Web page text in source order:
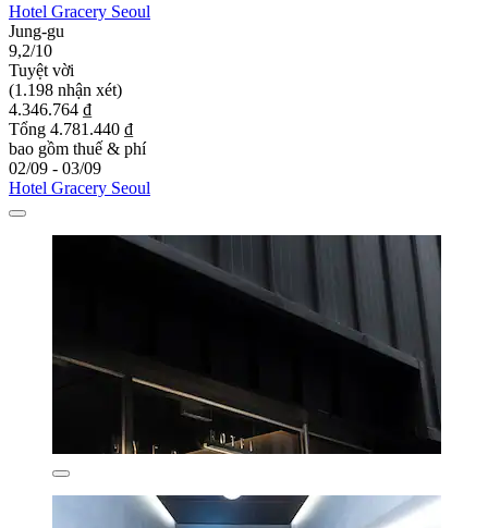
Hotel Gracery Seoul
Jung-gu
9,2/10
Tuyệt vời
(1.198 nhận xét)
4.346.764 ₫
Tổng 4.781.440 ₫
bao gồm thuế & phí
02/09 - 03/09
Hotel Gracery Seoul